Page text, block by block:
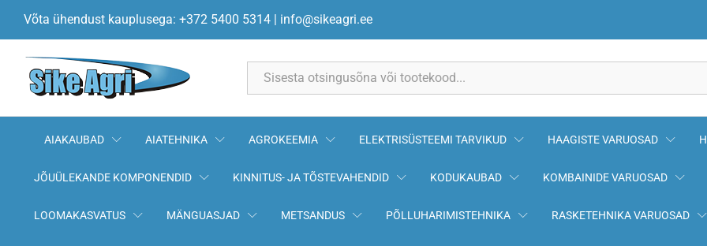
Võta ühendust kauplusega: +372 5400 5314 | info@sikeagri.ee
AIAKAUBAD AIATEHNIKA AGROKEEMIA ELEKTRISÜSTEEMI TARVIKUD HAAGISTE VARUOSAD
JÕUÜLEKANDE KOMPONENDID KINNITUS- JA TÕSTEVAHENDID KODUKAUBAD KOMBAINIDE VARUOSAD
LOOMAKASVATUS MÄNGUASJAD METSANDUS PÕLLUHARIMISTEHNIKA RASKETEHNIKA VARUOSAD